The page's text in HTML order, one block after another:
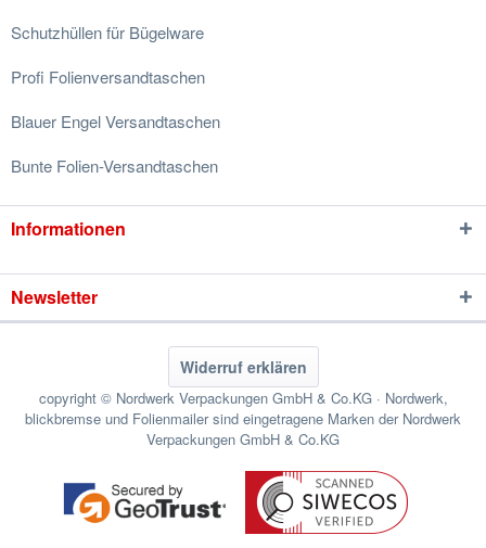
Schutzhüllen für Bügelware
Profi Folienversandtaschen
Blauer Engel Versandtaschen
Bunte Folien-Versandtaschen
Informationen
Newsletter
Widerruf erklären
copyright © Nordwerk Verpackungen GmbH & Co.KG · Nordwerk,
blickbremse und Folienmailer sind eingetragene Marken der Nordwerk
Verpackungen GmbH & Co.KG